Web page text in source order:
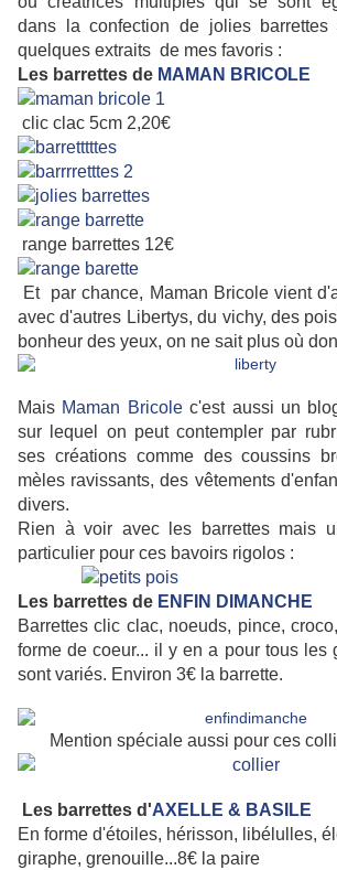
dans la confection de jolies barrettes
quelques extraits de mes favoris :
Les barrettes de MAMAN BRICOLE
clic clac 5cm 2,20€
range barrettes 12€
Et par chance, Maman Bricole vient
avec d'autres Libertys, du vichy, des
bonheur des yeux, on ne sait plus où
Mais Maman Bricolec'est aussi un
sur lequel on peut contempler par
ses créations comme des coussins
mèles ravissants, des vêtements
divers.
Rien à voir avec les barrettes mais
particulier pour ces bavoirs rigolos :
Les barrettes de ENFIN DIMANCHE
Barrettes clic clac, noeuds, pince,
forme de coeur... il y en a pour tous les
sont variés. Environ 3€ la barrette.
Mention spéciale aussi pour ces
Les barrettes d'AXELLE & BASILE
En forme d'étoiles, hérisson, libélulles,
giraphe, grenouille...8€ la paire